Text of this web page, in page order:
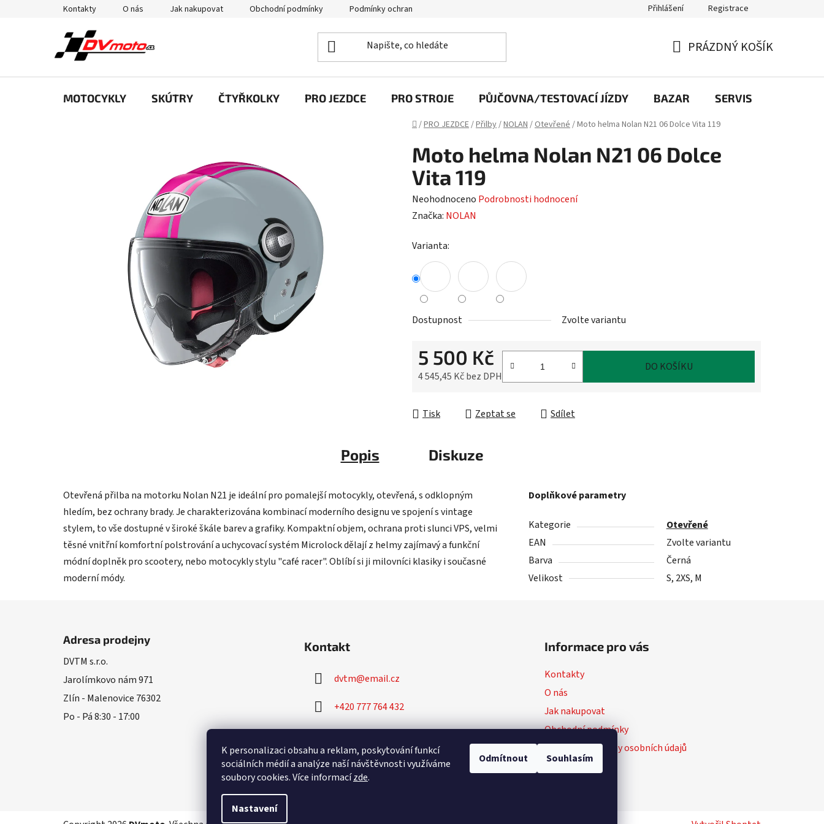
K personalizaci obsahu a reklam, poskytování funkcí
sociálních médií a analýze naší návštěvnosti využíváme
soubory cookies. Více informacízde.
Nastavení
Odmítnout Souhlasím
Kontakty O nás Jak nakupovat Obchodní podmínky Podmínky ochrany osobních údajů Přihlášení Registrace
KOŠÍK
PRÁZDNÝ KOŠÍK
MOTOCYKLY SKÚTRY ČTYŘKOLKY PRO JEZDCE PRO STROJE PŮJČOVNA/TESTOVACÍ JÍZDY BAZAR SERVIS
Domů
/PRO JEZDCE/Přilby/NOLAN/Otevřené/Moto helma Nolan N21 06 Dolce Vita 119
Moto helma Nolan N21 06 Dolce
Vita 119
Průměrné
hodnocení
je
0,0
z
hvězdiček.
Neohodnoceno Podrobnosti hodnocení
Značka: NOLAN
Varianta:
Dostupnost Zvolte variantu
5 500 Kč
4 545,45 Kč bez DPH
DO KOŠÍKU
Tisk Zeptat se Sdílet
Popis Diskuze
Otevřená přilba na motorku Nolan N21 je ideální pro pomalejší motocykly, otevřená, s odklopným
hledím, bez ochrany brady. Je charakterizována kombinací moderního designu ve spojení s vintage
stylem, to vše dostupné v široké škále barev a grafiky. Kompaktní objem, ochrana proti slunci VPS, velmi
těsné vnitřní komfortní polstrování a uchycovací systém Microlock dělají z helmy zajímavý a funkční
módní doplněk pro scootery, nebo motocykly stylu "café racer". Oblíbí si ji milovníci klasiky i současné
moderní módy.
Doplňkové parametry
Kategorie
Otevřené
EAN
Zvolte variantu
Barva
Černá
Velikost
S, 2XS, M
Adresa prodejny
DVTM s.r.o.
Jarolímkovo nám 971
Zlín - Malenovice 76302
Po - Pá 8:30 - 17:00
Kontakt
dvtm@email.cz
+420 777 764 432
Informace pro vás
Kontakty
O nás
Jak nakupovat
Obchodní podmínky
Podmínky ochrany osobních údajů